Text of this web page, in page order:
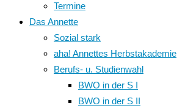
Termine
Das Annette
Sozial stark
aha! Annettes Herbstakademie
Berufs- u. Studienwahl
BWO in der S I
BWO in der S II